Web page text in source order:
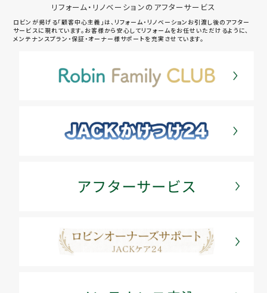
リフォーム・リノベーションのアフターサービス
ロビンが掲げる「顧客中心主義」は、リフォーム・リノベーションお引渡し後のアフター
サービスに現れています。お客様から安心してリフォームをお任せいただけるように、
メンテナンスプラン・保証・オーナー様サポートを充実させています。